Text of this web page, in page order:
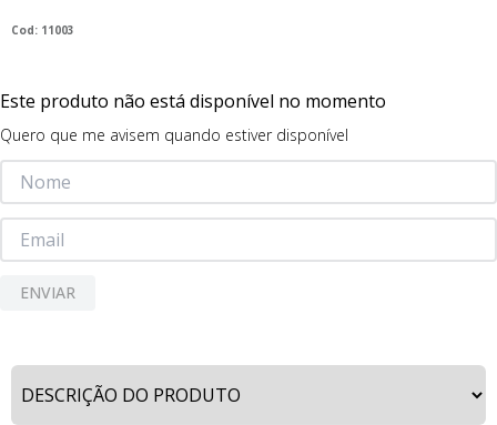
: 11003
Este produto não está disponível no momento
Quero que me avisem quando estiver disponível
ENVIAR